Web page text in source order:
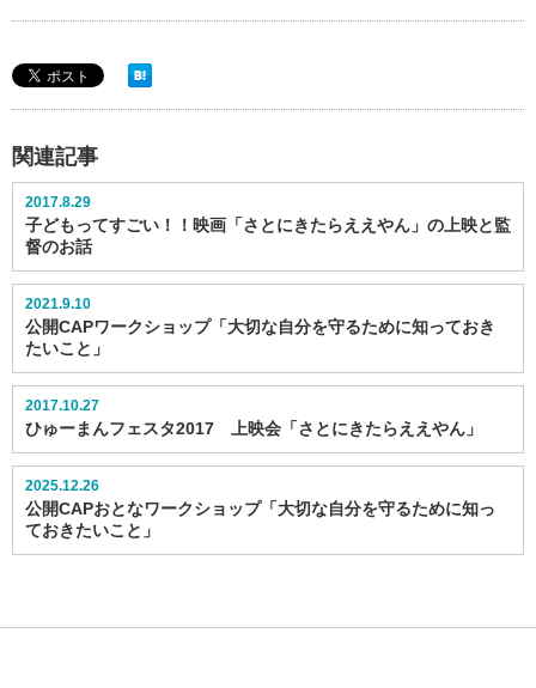
関連記事
2017.8.29
子どもってすごい！！映画「さとにきたらええやん」の上映と監
督のお話
2021.9.10
公開CAPワークショップ「大切な自分を守るために知っておき
たいこと」
2017.10.27
ひゅーまんフェスタ2017 上映会「さとにきたらええやん」
2025.12.26
公開CAPおとなワークショップ「大切な自分を守るために知っ
ておきたいこと」